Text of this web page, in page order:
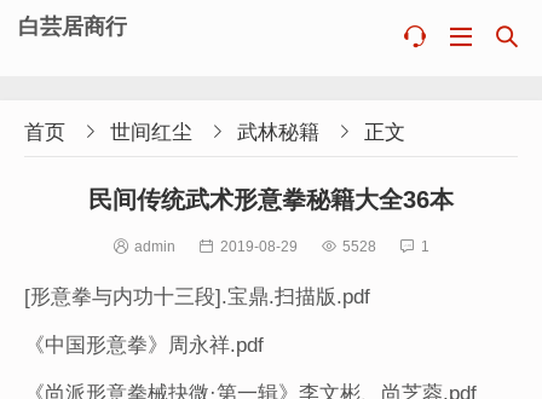
白芸居商行 


首页  世间红尘  武林秘籍  正文
民间传统武术形意拳秘籍大全36本
 admin  2019-08-29  5528  1
[形意拳与内功十三段].宝鼎.扫描版.pdf
《中国形意拳》周永祥.pdf
《尚派形意拳械抉微·第一辑》李文彬、尚芝蓉.pdf